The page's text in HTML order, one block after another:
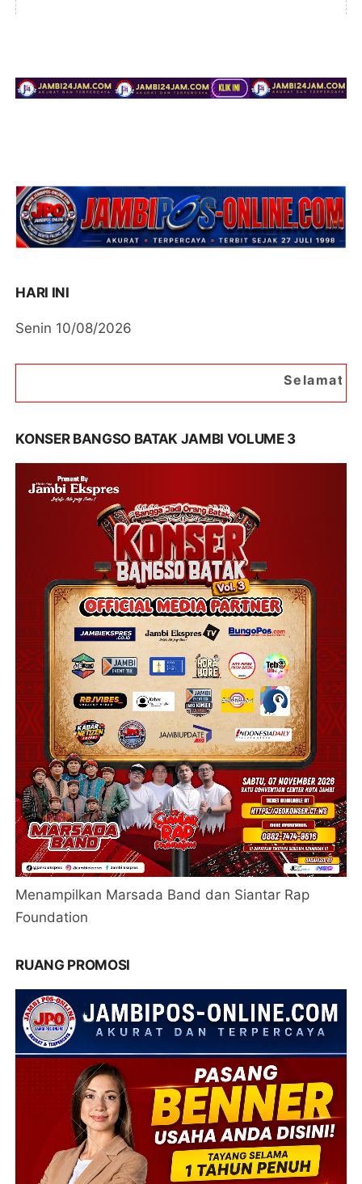
HARI INI
Senin 10/08/2026
Selamat Datang di
KONSER BANGSO BATAK JAMBI VOLUME 3
Menampilkan Marsada Band dan Siantar Rap
Foundation
RUANG PROMOSI